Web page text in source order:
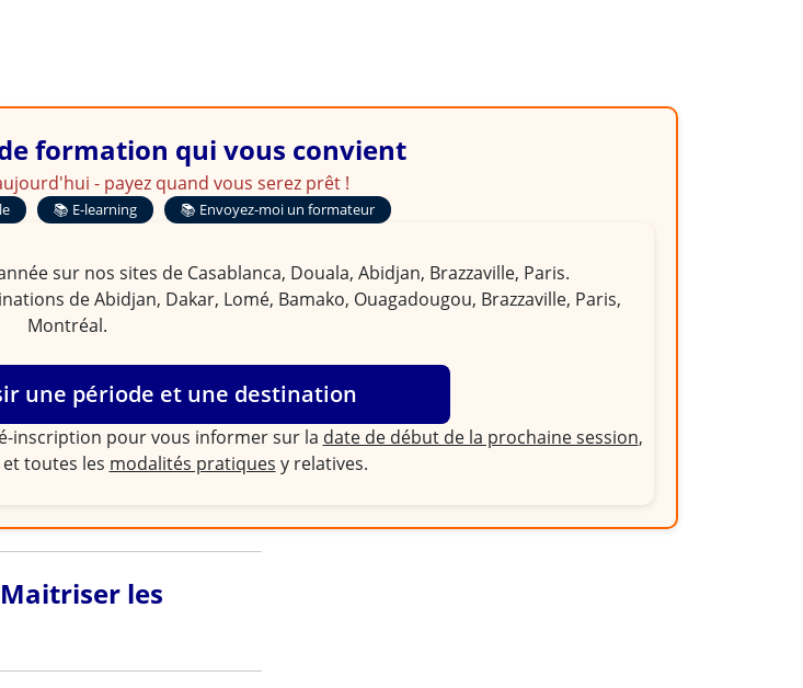
formation qui vous convient
- payez quand vous serez prêt !
📚 E-learning 📚 Envoyez-moi un formateur
sur nos sites de Casablanca, Douala, Abidjan, Brazzaville, Paris.
de Abidjan, Dakar, Lomé, Bamako, Ouagadougou, Brazzaville, Paris,
Montréal.
une période et une destination
inscription pour vous informer sur la date de début de la prochaine session,
toutes les modalités pratiques y relatives.
les